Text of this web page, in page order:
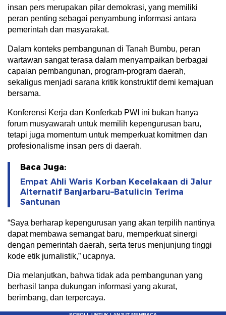
insan pers merupakan pilar demokrasi, yang memiliki
peran penting sebagai penyambung informasi antara
pemerintah dan masyarakat.
Dalam konteks pembangunan di Tanah Bumbu, peran
wartawan sangat terasa dalam menyampaikan berbagai
capaian pembangunan, program-program daerah,
sekaligus menjadi sarana kritik konstruktif demi kemajuan
bersama.
Konferensi Kerja dan Konferkab PWI ini bukan hanya
forum musyawarah untuk memilih kepengurusan baru,
tetapi juga momentum untuk memperkuat komitmen dan
profesionalisme insan pers di daerah.
Baca Juga:
Empat Ahli Waris Korban Kecelakaan di Jalur
Alternatif Banjarbaru–Batulicin Terima
Santunan
“Saya berharap kepengurusan yang akan terpilih nantinya
dapat membawa semangat baru, memperkuat sinergi
dengan pemerintah daerah, serta terus menjunjung tinggi
kode etik jurnalistik,” ucapnya.
Dia melanjutkan, bahwa tidak ada pembangunan yang
berhasil tanpa dukungan informasi yang akurat,
berimbang, dan terpercaya.